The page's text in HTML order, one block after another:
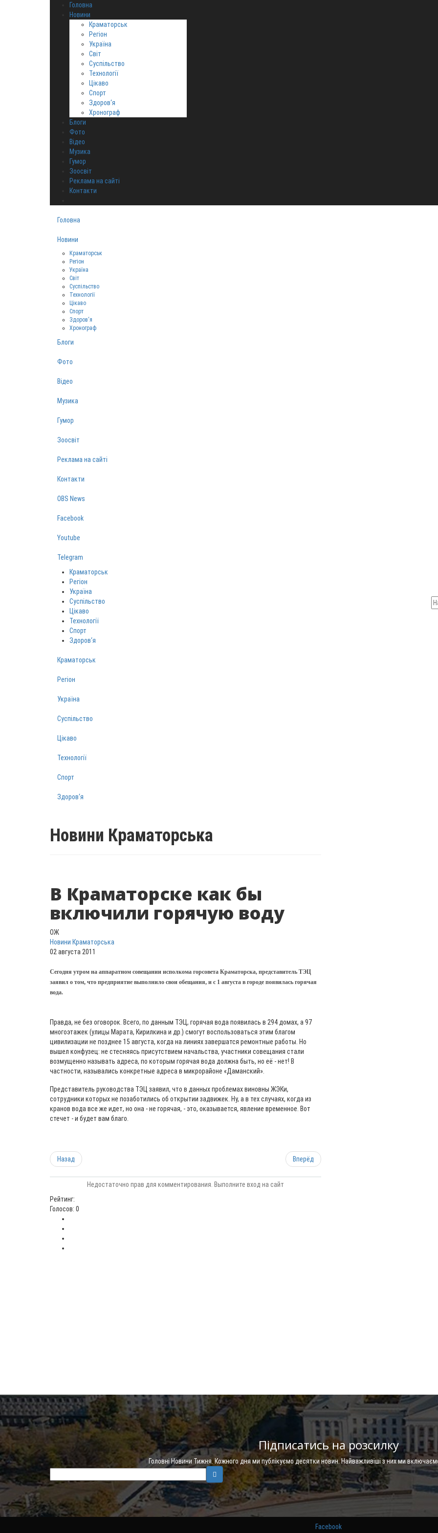
Головна
Новини
Краматорськ
Регіон
Україна
Світ
Суспільство
Технології
Цікаво
Спорт
Здоров‘я
Хронограф
Блоги
Фото
Відео
Музика
Гумор
Зоосвіт
Реклама на сайті
Контакти
Головна
Новини
Краматорськ
Регіон
Україна
Світ
Суспільство
Технології
Цікаво
Спорт
Здоров‘я
Хронограф
Блоги
Фото
Відео
Музика
Гумор
Зоосвіт
Реклама на сайті
Контакти
OBS News
Facebook
Youtube
Telegram
Краматорськ
Регіон
Україна
Суспільство
Цікаво
Технології
Спорт
Здоров‘я
Краматорськ
Регіон
Україна
Суспільство
Цікаво
Технології
Спорт
Здоров‘я
Новини Краматорська
В Краматорске как бы
включили горячую воду
ОЖ
Новини Краматорська
02 августа 2011
Сегодня утром на аппаратном совещании исполкома горсовета Краматорска, представитель ТЭЦ
заявил о том, что предприятие выполнило свои обещания, и с 1 августа в городе появилась горячая
вода.
Правда, не без оговорок. Всего, по данным ТЭЦ, горячая вода появилась в 294 домах, а 97
многоэтажек (улицы Марата, Кирилкина и др.) смогут воспользоваться этим благом
цивилизации не позднее 15 августа, когда на линиях завершатся ремонтные работы. Но
вышел конфузец: не стесняясь присутствием начальства, участники совещания стали
возмущенно называть адреса, по которым горячая вода должна быть, но её - нет! В
частности, назывались конкретные адреса в микрорайоне «Даманский».
Представитель руководства ТЭЦ заявил, что в данных проблемах виновны ЖЭКи,
сотрудники которых не позаботились об открытии задвижек. Ну, а в тех случаях, когда из
кранов вода все же идет, но она - не горячая, - это, оказывается, явление временное. Вот
стечет - и будет вам благо.
Назад Вперёд
Недостаточно прав для комментирования. Выполните вход на сайт
Рейтинг:
Голосов: 0
Підписатись на розсилку
Головні Новини Тижня. Кожного дня ми публікуємо десятки новин. Найважливіші з них ми
Facebook